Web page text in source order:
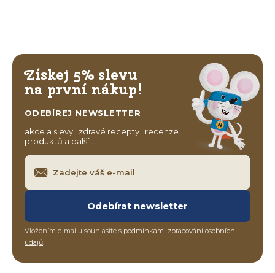
Získej 5% slevu
na první nákup!
ODEBÍREJ NEWSLETTER
akce a slevy | zdravé recepty | recenze
produktů a další…
Odebírat newsletter
Vložením e-mailu souhlasíte s podmínkami zpracování osobních
údajů.